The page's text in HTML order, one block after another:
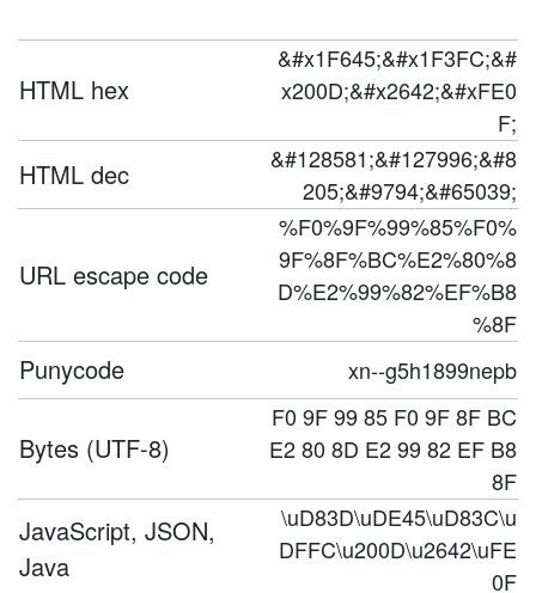
HTML hex
&#x1F645;&#x1F3FC;&#
x200D;&#x2642;&#xFE0
F;
HTML dec
&#128581;&#127996;&#8
205;&#9794;&#65039;
URL escape code
%F0%9F%99%85%F0%
9F%8F%BC%E2%80%8
D%E2%99%82%EF%B8
%8F
Punycode xn--g5h1899nepb
Bytes (UTF-8)
F0 9F 99 85 F0 9F 8F BC
E2 80 8D E2 99 82 EF B8
8F
JavaScript, JSON,
Java
\uD83D\uDE45\uD83C\u
DFFC\u200D\u2642\uFE
0F